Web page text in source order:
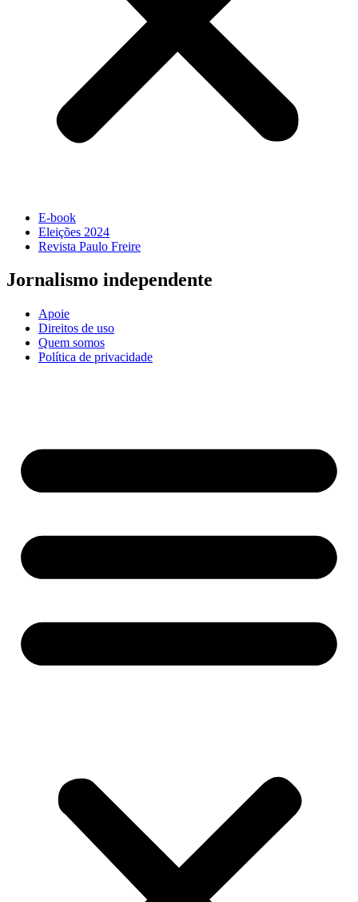
E-book
Eleições 2024
Revista Paulo Freire
Jornalismo independente
Apoie
Direitos de uso
Quem somos
Política de privacidade